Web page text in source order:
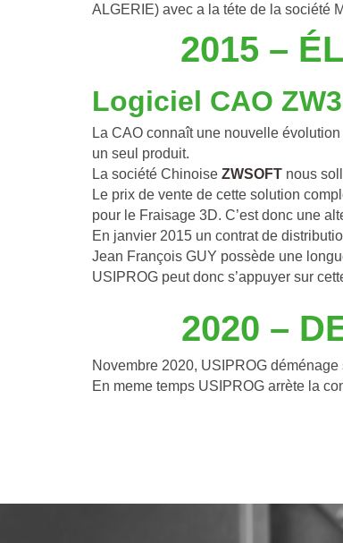
ALGERIE) avec a la téte de la société
2015 –
Logiciel CAO
La CAO connaît une nouvelle
un seul produit.
La société Chinoise ZWSOFT nous
Le prix de vente de cette solution
pour le Fraisage 3D. C’est donc une
En janvier 2015 un contrat de
Jean François GUY possède une
USIPROG peut donc s’appuyer sur
2020 –
Novembre 2020, USIPROG
En meme temps USIPROG arrète la